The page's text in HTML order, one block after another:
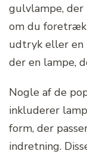
gulvlampe, der
om du
udtryk eller en
der en lampe,
Nogle af de
inkluderer
form, der
indretning.